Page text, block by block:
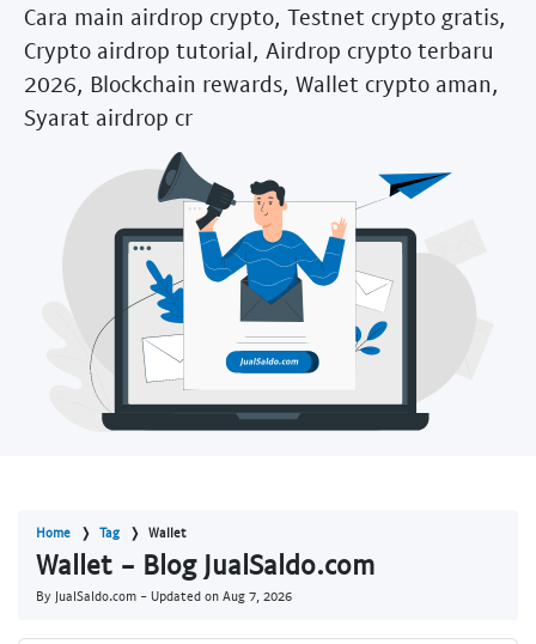
Cara main airdrop crypto, Testnet crypto gratis,
Crypto airdrop tutorial, Airdrop crypto terbaru
2026, Blockchain rewards, Wallet crypto aman,
Syarat airdrop cr
Home Tag Wallet
Wallet - Blog JualSaldo.com
By JualSaldo.com - Updated on Aug 7, 2026